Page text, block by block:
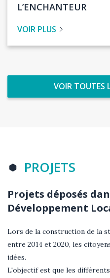
de
L’ENCHANTEUR
VOIR PLUS
VOIR TOUTES
Titre
sectionPROJETS
Body
Projets déposés
Développement
Texte
Lors de la construction de la
entre 2014 et 2020, les
idées.
L'objectif est que les